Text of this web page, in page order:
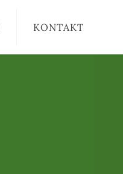
KONTAKT